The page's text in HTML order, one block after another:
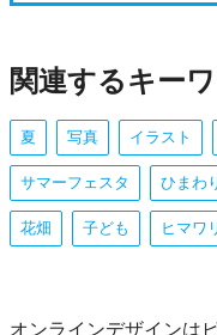
関連するキー
夏 写真 イラスト
サマーフェスタ ひまわ
花畑 子ども ヒマワ
オンラインデザインは